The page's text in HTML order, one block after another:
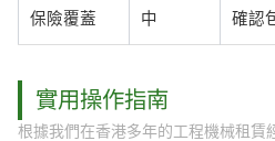
保險覆蓋 中 確認
實用操作指南
根據我們在香港多年的工程機械租賃